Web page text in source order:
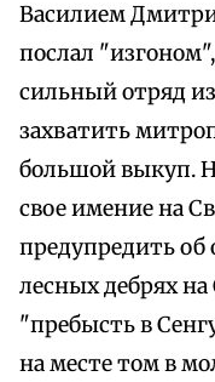
Василием
послал
сильный отряд
захватить
большой выкуп.
свое имение на
предупредить об
лесных дебрях
"пребысть в
на месте том в